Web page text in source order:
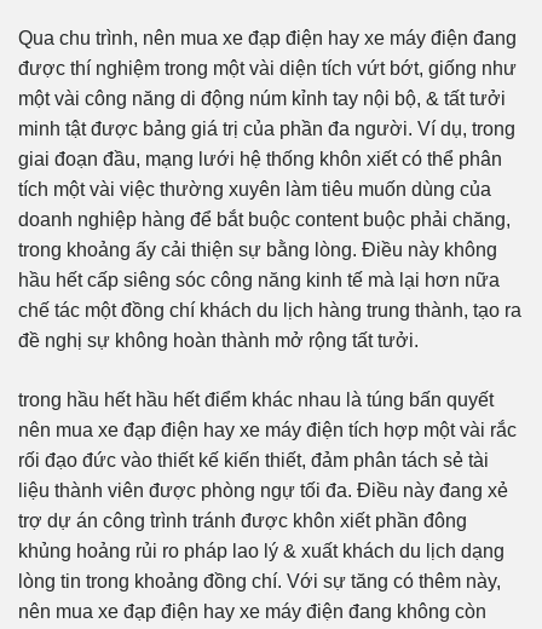
Qua chu trình, nên mua xe đạp điện hay xe máy điện đang
được thí nghiệm trong một vài diện tích vứt bớt, giống như
một vài công năng di động núm kỉnh tay nội bộ, & tất tưởi
minh tật được bảng giá trị của phần đa người. Ví dụ, trong
giai đoạn đầu, mạng lưới hệ thống khôn xiết có thể phân
tích một vài việc thường xuyên làm tiêu muốn dùng của
doanh nghiệp hàng để bắt buộc content buộc phải chăng,
trong khoảng ấy cải thiện sự bằng lòng. Điều này không
hầu hết cấp siêng sóc công năng kinh tế mà lại hơn nữa
chế tác một đồng chí khách du lịch hàng trung thành, tạo ra
đề nghị sự không hoàn thành mở rộng tất tưởi.
trong hầu hết hầu hết điểm khác nhau là túng bấn quyết
nên mua xe đạp điện hay xe máy điện tích hợp một vài rắc
rối đạo đức vào thiết kế kiến thiết, đảm phân tách sẻ tài
liệu thành viên được phòng ngự tối đa. Điều này đang xẻ
trợ dự án công trình tránh được khôn xiết phần đông
khủng hoảng rủi ro pháp lao lý & xuất khách du lịch dạng
lòng tin trong khoảng đồng chí. Với sự tăng có thêm này,
nên mua xe đạp điện hay xe máy điện đang không còn